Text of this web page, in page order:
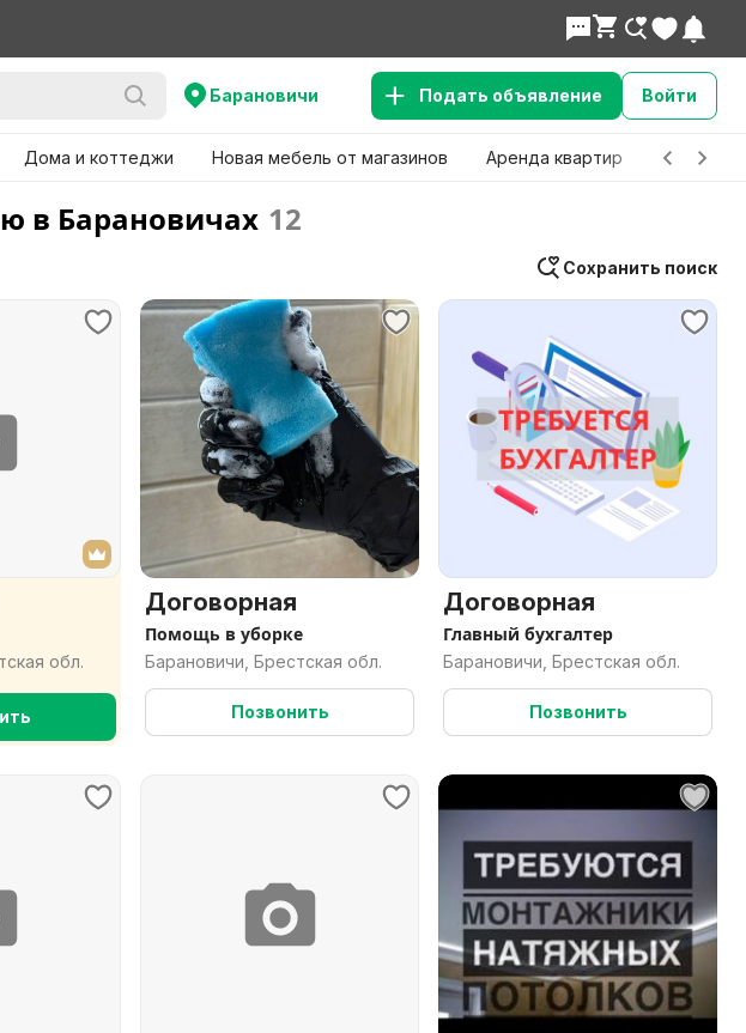
Барановичи Подать объявление Войти
Дома и коттеджи Новая мебель от магазинов Аренда квартир Детские
в Барановичах 12
Сохранить поиск
обл.
Договорная
Помощь в уборке
Барановичи, Брестская обл.
Позвонить
Договорная
Главный бухгалтер
Барановичи, Брестская обл.
Позвонить